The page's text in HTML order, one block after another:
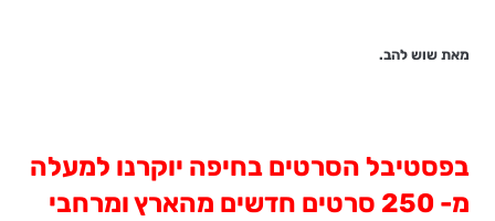
מאת שוש להב.
בפסטיבל הסרטים בחיפה יוקרנו למעלה
מ- 250 סרטים חדשים מהארץ ומרחבי